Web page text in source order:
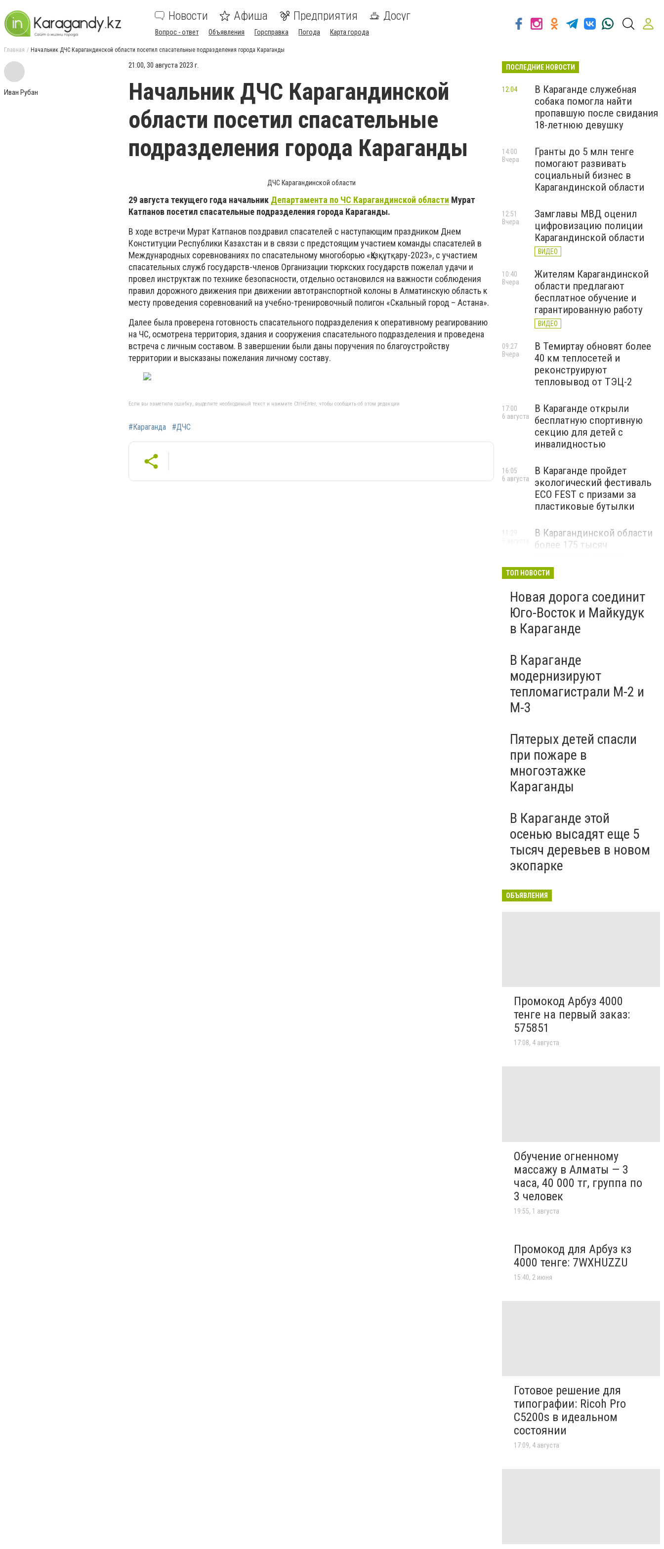
Новости Афиша Предприятия Досуг
Вопрос - ответ Объявления Горсправка Погода Карта города
Главная Начальник ДЧС Карагандинской области посетил спасательные подразделения города Караганды
Иван Рубан
21:00, 30 августа 2023 г.
Начальник ДЧС Карагандинской
области посетил спасательные
подразделения города Караганды
ДЧС Карагандинской области
29 августа текущего года начальник Департамента по ЧС Карагандинской области Мурат
Катпанов посетил спасательные подразделения города Караганды.
В ходе встречи Мурат Катпанов поздравил спасателей с наступающим праздником Днем
Конституции Республики Казахстан и в связи с предстоящим участием команды спасателей в
Международных соревнованиях по спасательному многоборью «Қазқұтқару-2023», с участием
спасательных служб государств-членов Организации тюркских государств пожелал удачи и
провел инструктаж по технике безопасности, отдельно остановился на важности соблюдения
правил дорожного движения при движении автотранспортной колоны в Алматинскую область к
месту проведения соревнований на учебно-тренировочный полигон «Скальный город – Астана».
Далее была проверена готовность спасательного подразделения к оперативному реагированию
на ЧС, осмотрена территория, здания и сооружения спасательного подразделения и проведена
встреча с личным составом. В завершении были даны поручения по благоустройству
территории и высказаны пожелания личному составу.
Если вы заметили ошибку, выделите необходимый текст и нажмите Ctrl+Enter, чтобы сообщить об этом редакции
#Караганда #ДЧС
ПОСЛЕДНИЕ НОВОСТИ
В Караганде служебная
собака помогла найти
пропавшую после свидания
18-летнюю девушку
12:04
Гранты до 5 млн тенге
помогают развивать
социальный бизнес в
Карагандинской области
14:00
Вчера
Замглавы МВД оценил
цифровизацию полиции
Карагандинской области
ВИДЕО
12:51
Вчера
Жителям Карагандинской
области предлагают
бесплатное обучение и
гарантированную работу
ВИДЕО
10:40
Вчера
В Темиртау обновят более
40 км теплосетей и
реконструируют
тепловывод от ТЭЦ-2
09:27
Вчера
В Караганде открыли
бесплатную спортивную
секцию для детей с
инвалидностью
17:00
6 августа
В Караганде пройдет
экологический фестиваль
ECO FEST с призами за
пластиковые бутылки
16:05
6 августа
В Карагандинской области
более 175 тысяч
учебный год 1 сентября
11:29
ТОП НОВОСТИ
Новая дорога соединит
Юго-Восток и Майкудук
в Караганде
В Караганде
модернизируют
тепломагистрали М-2 и
М-3
Пятерых детей спасли
при пожаре в
многоэтажке
Караганды
В Караганде этой
осенью высадят еще 5
тысяч деревьев в новом
экопарке
ОБЪЯВЛЕНИЯ
Промокод Арбуз 4000
тенге на первый заказ:
575851
17:08, 4 августа
Обучение огненному
массажу в Алматы — 3
часа, 40 000 тг, группа по
3 человек
19:55, 1 августа
Промокод для Арбуз кз
4000 тенге: 7WXHUZZU
15:40, 2 июня
Готовое решение для
типографии: Ricoh Pro
C5200s в идеальном
состоянии
17:09, 4 августа